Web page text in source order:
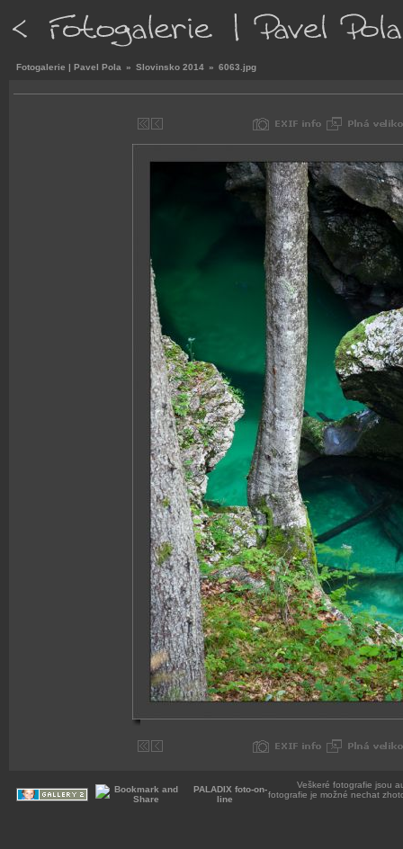
Fotogalerie | Pavel Pola » Slovinsko 2014 » 6063.jpg
PALADIX foto-on-
line
Veškeré fotografie jsou
fotografie je možné nechat